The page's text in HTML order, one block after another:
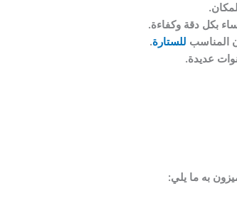
بكل دقة وكفاءة.
المناسب للستارة.
عديدة.
به ما يلي: